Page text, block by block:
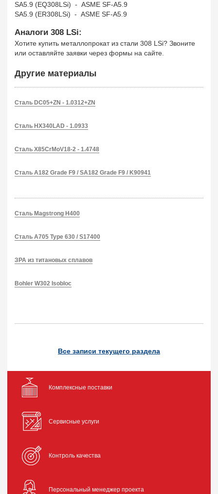
SA5.9 (EQ308LSi) - ASME SF-A5.9
SA5.9 (ER308LSi) - ASME SF-A5.9
Аналоги 308 LSi:
Хотите купить металлопрокат из стали 308 LSi? Звоните
или оставляйте заявки через формы на сайте.
Другие материалы
Сталь DC05+ZN - 1.0312+ZN
Сталь HX340LAD - 1.0933
Сталь X85CrMoV18-2 - 1.4748
Сталь A182 Grade F9 / SA182 Grade F9 / K90941
Сталь Magstrong H400
Сталь A705 Type 630 / S17400
ЗРА из титановых сплавов
Bohler W302 Isobloc
Все записи текущего раздела
Комплексные поставки
Сервисные услуги
Контроль качества
Персональный менеджер проекта